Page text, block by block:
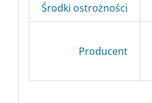
Środki ostrożności
Producent